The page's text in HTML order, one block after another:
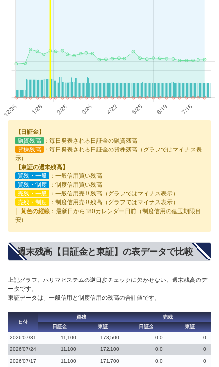
【日証金】
融資残高
：毎日発表される日証金の融資残高
貸株残高
：毎日発表される日証金の貸株残高（グラフではマイナス表
示）
【東証の週末残高】
買残・一般
：一般信用買い残高
買残・制度
：制度信用買い残高
売残・一般
：一般信用売り残高（グラフではマイナス表示）
売残・制度
：制度信用売り残高（グラフではマイナス表示）
│ 黄色の縦線 ：最新日から180カレンダー日前（制度信用の建玉期限目
安）
週末残高【日証金と東証】の表データで比較
上記グラフ、ハリマビステムの逆日歩チェックに欠かせない、週末残高のデ
ータです。
東証データは、一般信用と制度信用の残高の合計値です。
日付
買残
売残
日証金
東証 日証金
東証
2026/07/31
11,100 173,500 0.0 0
2026/07/24 11,100 172,100 0.0 0
2026/07/17 11,100 171,700 0.0 0